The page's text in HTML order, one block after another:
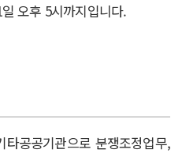
오후 5시까지입니다.
타공공기관으로 분쟁조정업무,